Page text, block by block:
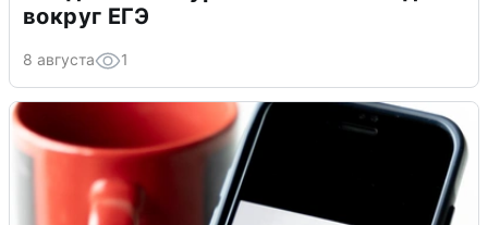
вокруг ЕГЭ
8 августа 1